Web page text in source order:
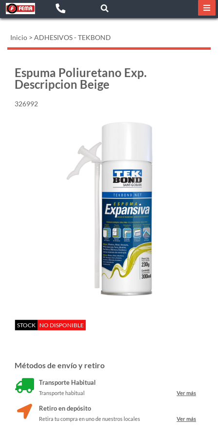
Inicio > ADHESIVOS - TEKBOND
Espuma Poliuretano Exp.
Descripcion Beige
326992
STOCK NO DISPONIBLE
Métodos de envío y retiro
Transporte Habitual
Transporte habitual Ver más
Retiro en depósito
Retira tu compra en uno de nuestros locales Ver más